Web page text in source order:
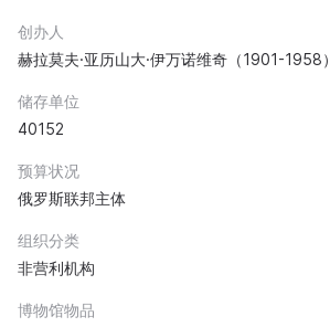
创办人
赫拉莫夫·亚历山大·伊万诺维奇（1901-1958）
储存单位
40152
预算状况
俄罗斯联邦主体
组织分类
非营利机构
博物馆物品